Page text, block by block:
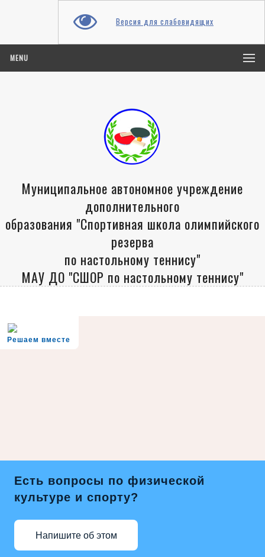
Версия для слабовидящих
MENU
Муниципальное автономное учреждение
дополнительного
образования "Спортивная школа олимпийского
резерва
по настольному теннису"
МАУ ДО "СШОР по настольному теннису"
Решаем вместе
Есть вопросы по физической
культуре и спорту?
Напишите об этом